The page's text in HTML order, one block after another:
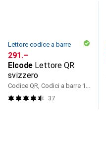
Lettore codice a barre
CHF
291.–
Elcode Lettore QR
svizzero
Codice QR, Codici a barre 1D, Codici a barre 2D
37